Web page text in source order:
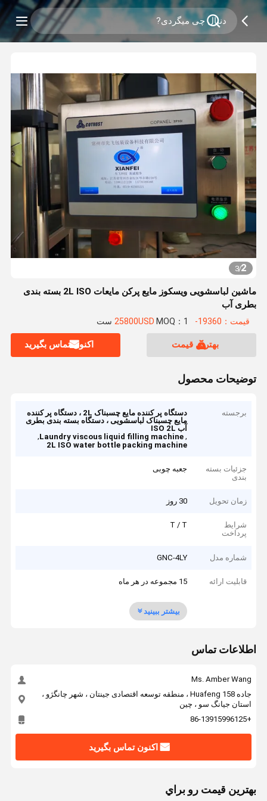
2
/
3
ماشین لباسشویی ویسکوز مایع پرکن مایعات 2L ISO بسته بندی
بطری آب
قیمت：19360-25800USD MOQ：1 ست
بهترین قیمت اکنون تماس بگیرید
توضیحات محصول
برجسته
دستگاه پر کننده مایع چسبناک 2L ، دستگاه پر کننده
مایع چسبناک لباسشویی ، دستگاه بسته بندی بطری
آب ISO 2L
,
Laundry viscous liquid filling machine
,
2L ISO water bottle packing machine
جزئیات بسته
بندی
جعبه چوبی
زمان تحویل 30 روز
شرایط
پرداخت
T / T
شماره مدل GNC-4LY
قابلیت ارائه 15 مجموعه در هر ماه
بیشتر ببینید
اطلاعات تماس
Ms. Amber Wang
جاده 158 Huafeng ، منطقه توسعه اقتصادی جینتان ، شهر چانگژو ،
استان جیانگ سو ، چین
+86-13915996125
اکنون تماس بگیرید
بهترين قيمت رو براي